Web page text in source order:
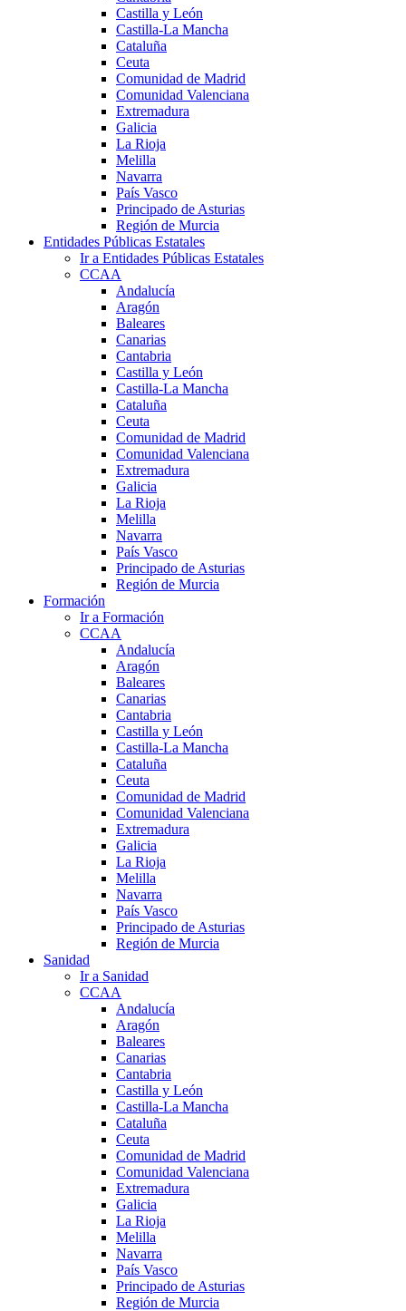
Castilla y León
Castilla-La Mancha
Cataluña
Ceuta
Comunidad de Madrid
Comunidad Valenciana
Extremadura
Galicia
La Rioja
Melilla
Navarra
País Vasco
Principado de Asturias
Región de Murcia
Entidades Públicas Estatales
Ir a Entidades Públicas Estatales
CCAA
Andalucía
Aragón
Baleares
Canarias
Cantabria
Castilla y León
Castilla-La Mancha
Cataluña
Ceuta
Comunidad de Madrid
Comunidad Valenciana
Extremadura
Galicia
La Rioja
Melilla
Navarra
País Vasco
Principado de Asturias
Región de Murcia
Formación
Ir a Formación
CCAA
Andalucía
Aragón
Baleares
Canarias
Cantabria
Castilla y León
Castilla-La Mancha
Cataluña
Ceuta
Comunidad de Madrid
Comunidad Valenciana
Extremadura
Galicia
La Rioja
Melilla
Navarra
País Vasco
Principado de Asturias
Región de Murcia
Sanidad
Ir a Sanidad
CCAA
Andalucía
Aragón
Baleares
Canarias
Cantabria
Castilla y León
Castilla-La Mancha
Cataluña
Ceuta
Comunidad de Madrid
Comunidad Valenciana
Extremadura
Galicia
La Rioja
Melilla
Navarra
País Vasco
Principado de Asturias
Región de Murcia